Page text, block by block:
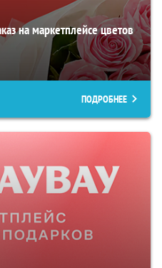
на маркетплейсе цветов
ПОДРОБНЕЕ